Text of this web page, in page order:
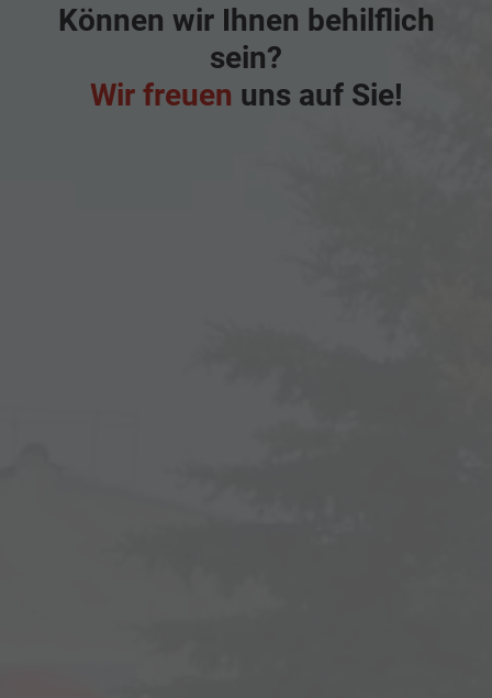
Können wir Ihnen behilflich
sein?
Wir freuen uns auf Sie!